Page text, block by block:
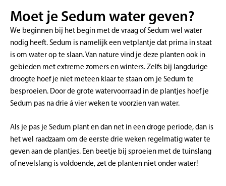
Moet je Sedum water geven?
We beginnen bij het begin met de vraag of Sedum wel water
nodig heeft. Sedum is namelijk een vetplantje dat prima in staat
is om water op te slaan. Van nature vind je deze planten ook in
gebieden met extreme zomers en winters. Zelfs bij langdurige
droogte hoef je niet meteen klaar te staan om je Sedum te
besproeien. Door de grote watervoorraad in de plantjes hoef je
Sedum pas na drie á vier weken te voorzien van water.
Als je pas je Sedum plant en dan net in een droge periode, dan is
het wel raadzaam om de eerste drie weken regelmatig water te
geven aan de plantjes. Een beetje bij sproeien met de tuinslang
of nevelslang is voldoende, zet de planten niet onder water!